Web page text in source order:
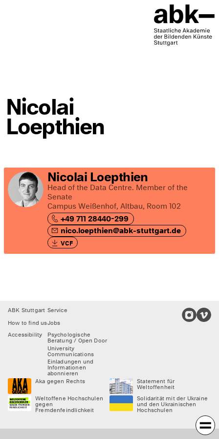
Nicolai
Loepthien
Nicolai Loepthien
Head of the Data Centre. Member of the
Senate
Campus Weißenhof, Altbau, Room 102
+49 711 28440-299
nico.loepthien@abk-stuttgart.de
VCF
Footer
ABK Stuttgart
How to find us
Accessibility
Service
Jobs
Psychologische
Beratung / Open Door
University
Communications
Einladungen und
Informationen
abonnieren
Aka gegen Rechts
Statement für
Weltoffenheit
Weltoffene Hochschulen
gegen
Fremdenfeindlichkeit
Solidarität mit der Ukraine
und den Ukrainischen
Hochschulen